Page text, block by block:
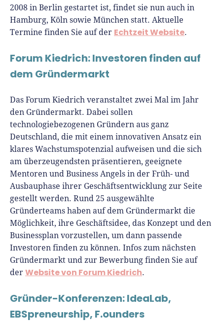
2008 in Berlin gestartet ist, findet sie nun auch in
Hamburg, Köln sowie München statt. Aktuelle
Termine finden Sie auf der Echtzeit Website.
Forum Kiedrich: Investoren finden auf
dem Gründermarkt
Das Forum Kiedrich veranstaltet zwei Mal im Jahr
den Gründermarkt. Dabei sollen
technologiebezogenen Gründern aus ganz
Deutschland, die mit einem innovativen Ansatz ein
klares Wachstumspotenzial aufweisen und die sich
am überzeugendsten präsentieren, geeignete
Mentoren und Business Angels in der Früh- und
Ausbauphase ihrer Geschäftsentwicklung zur Seite
gestellt werden. Rund 25 ausgewählte
Gründerteams haben auf dem Gründermarkt die
Möglichkeit, ihre Geschäftsidee, das Konzept und den
Businessplan vorzustellen, um dann passende
Investoren finden zu können. Infos zum nächsten
Gründermarkt und zur Bewerbung finden Sie auf
der Website von Forum Kiedrich.
Gründer-Konferenzen: IdeaLab,
EBSpreneurship, F.ounders